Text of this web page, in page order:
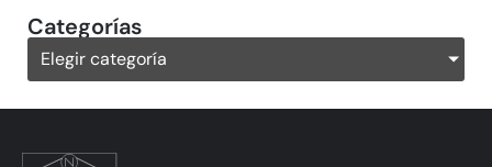
Categorías
Elegir categoría